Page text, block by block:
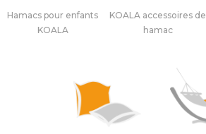
Hamacs pour enfants
KOALA
KOALA accessoires de
hamac